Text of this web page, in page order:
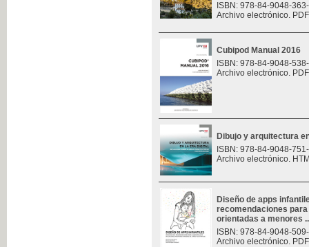
ISBN: 978-84-9048-
Archivo electrónico.
Cubipod Manual 2016
ISBN: 978-84-9048-
Archivo electrónico.
Dibujo y arquitectura
ISBN: 978-84-9048-
Archivo electrónico.
Diseño de apps
recomendaciones
orientadas a menores
ISBN: 978-84-9048-
Archivo electrónico.